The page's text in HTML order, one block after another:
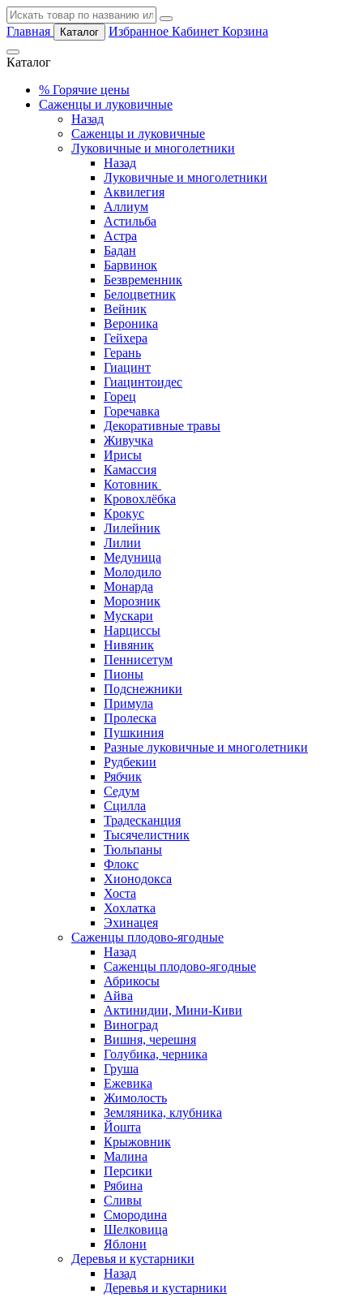
Главная Каталог Избранное Кабинет Корзина
Каталог
% Горячие цены
Саженцы и луковичные
Назад
Саженцы и луковичные
Луковичные и многолетники
Назад
Луковичные и многолетники
Аквилегия
Аллиум
Астильба
Астра
Бадан
Барвинок
Безвременник
Белоцветник
Вейник
Вероника
Гейхера
Герань
Гиацинт
Гиацинтоидес
Горец
Горечавка
Декоративные травы
Живучка
Ирисы
Камассия
Котовник
Кровохлёбка
Крокус
Лилейник
Лилии
Медуница
Молодило
Монарда
Морозник
Мускари
Нарциссы
Нивяник
Пеннисетум
Пионы
Подснежники
Примула
Пролеска
Пушкиния
Разные луковичные и многолетники
Рудбекии
Рябчик
Седум
Сцилла
Традесканция
Тысячелистник
Тюльпаны
Флокс
Хионодокса
Хоста
Хохлатка
Эхинацея
Саженцы плодово-ягодные
Назад
Саженцы плодово-ягодные
Абрикосы
Айва
Актинидии, Мини-Киви
Виноград
Вишня, черешня
Голубика, черника
Груша
Ежевика
Жимолость
Земляника, клубника
Йошта
Крыжовник
Малина
Персики
Рябина
Сливы
Смородина
Шелковица
Яблони
Деревья и кустарники
Назад
Деревья и кустарники